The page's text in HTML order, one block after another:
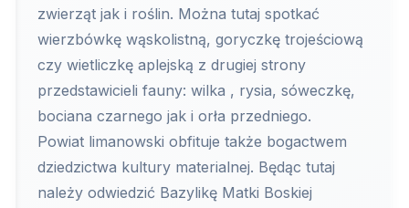
zwierząt jak i roślin. Można tutaj spotkać
wierzbówkę wąskolistną, goryczkę trojeściową
czy wietliczkę aplejską z drugiej strony
przedstawicieli fauny: wilka , rysia, sóweczkę,
bociana czarnego jak i orła przedniego.
Powiat limanowski obfituje także bogactwem
dziedzictwa kultury materialnej. Będąc tutaj
należy odwiedzić Bazylikę Matki Boskiej